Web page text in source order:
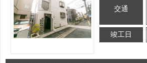
交通
竣工日